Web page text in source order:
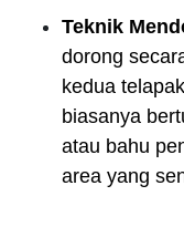
Teknik
dorong
kedua
biasanya
atau bahu
area yang